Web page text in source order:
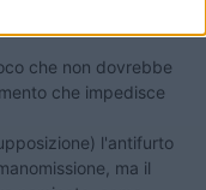
che non dovrebbe
che impedisce
l'antifurto
ma il